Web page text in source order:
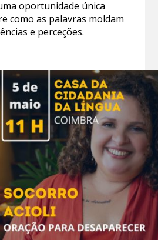
oportunidade única
como as palavras moldam
e perceções.